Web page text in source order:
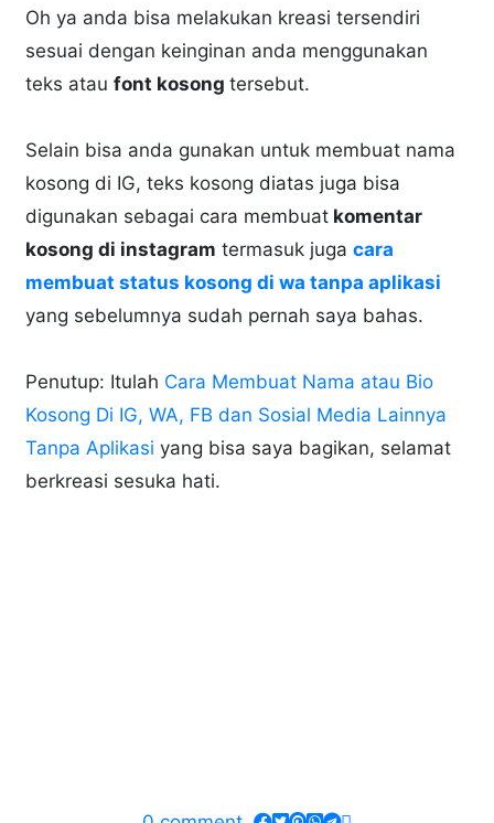
Oh ya anda bisa melakukan kreasi tersendiri
sesuai dengan keinginan anda menggunakan
teks ataufont kosongtersebut.
Selain bisa anda gunakan untuk membuat nama
kosong di IG, teks kosong diatas juga bisa
digunakan sebagai cara membuat komentar
kosong di instagram termasuk jugacara
membuat status kosong di wa tanpa aplikasi
yang sebelumnya sudah pernah saya bahas.
Penutup: Itulah Cara Membuat Nama atau Bio
Kosong Di IG, WA, FB dan Sosial Media Lainnya
Tanpa Aplikasiyang bisa saya bagikan, selamat
berkreasi sesuka hati.